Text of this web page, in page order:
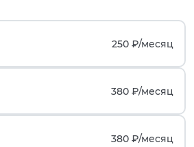
250 ₽/месяц
380 ₽/месяц
380 ₽/месяц